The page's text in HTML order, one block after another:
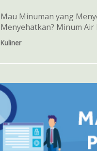
Mau Minuman yang
Menyehatkan? Minum Air
Kuliner